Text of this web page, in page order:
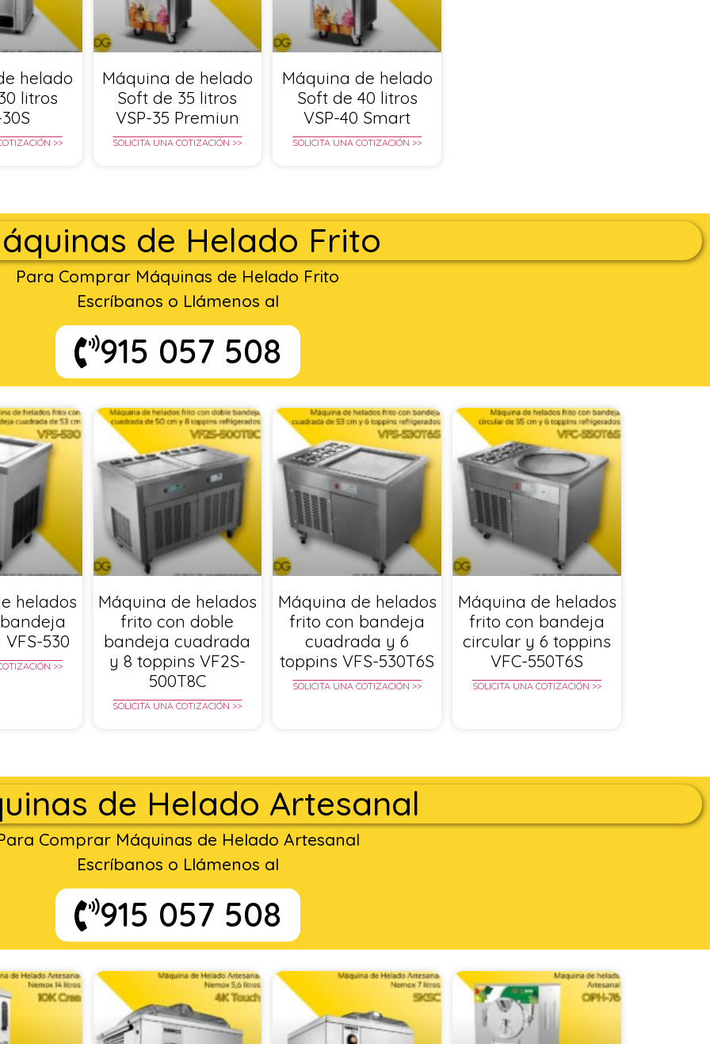
helado
litros
>>
Máquina de helado
Soft de 35 litros
VSP-35 Premiun
SOLICITA UNA COTIZACIÓN >>
Máquina de helado
Soft de 40 litros
VSP-40 Smart
SOLICITA UNA COTIZACIÓN >>
de Helado Frito
Para Comprar Máquinas de Helado Frito
Escríbanos o Llámenos al
915 057 508
helados
530
>>
Máquina de helados
frito con doble
bandeja cuadrada
y 8 toppins VF2S-
500T8C
SOLICITA UNA COTIZACIÓN >>
Máquina de helados
frito con bandeja
cuadrada y 6
toppins VFS-530T6S
SOLICITA UNA COTIZACIÓN >>
Máquina de helados
frito con bandeja
circular y 6 toppins
VFC-550T6S
SOLICITA UNA COTIZACIÓN >>
de Helado Artesanal
Comprar Máquinas de Helado Artesanal
Escríbanos o Llámenos al
915 057 508